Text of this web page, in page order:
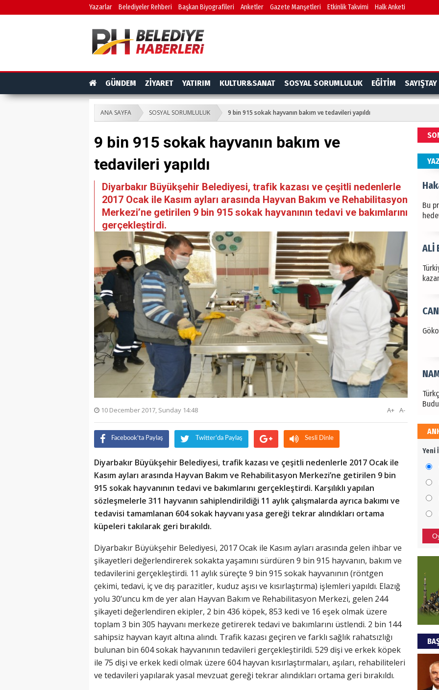
Yazarlar Belediyeler Rehberi Başkan Biyografileri Anketler Gazete Manşetleri Etkinlik Takvimi Halk Anketi
GÜNDEM ZİYARET YATIRIM KULTUR&SANAT SOSYAL SORUMLULUK EĞİTİM SAYIŞTAY
ANA SAYFA SOSYAL SORUMLULUK 9 bin 915 sokak hayvanın bakım ve tedavileri yapıldı
9 bin 915 sokak hayvanın bakım ve
tedavileri yapıldı
Diyarbakır Büyükşehir Belediyesi, trafik kazası ve çeşitli nedenlerle
2017 Ocak ile Kasım ayları arasında Hayvan Bakım ve Rehabilitasyon
Merkezi’ne getirilen 9 bin 915 sokak hayvanının tedavi ve bakımlarını
gerçekleştirdi.
10 December 2017, Sunday 14:48 A-
A+
Facebook'ta Paylaş Twitter'da Paylaş Sesli Dinle
Diyarbakır Büyükşehir Belediyesi, trafik kazası ve çeşitli nedenlerle 2017 Ocak ile
Kasım ayları arasında Hayvan Bakım ve Rehabilitasyon Merkezi’ne getirilen 9 bin
915 sokak hayvanının tedavi ve bakımlarını gerçekleştirdi. Karşılıklı yapılan
sözleşmelerle 311 hayvanın sahiplendirildiği 11 aylık çalışmalarda ayrıca bakımı ve
tedavisi tamamlanan 604 sokak hayvanı yasa gereği tekrar alındıkları ortama
küpeleri takılarak geri bırakıldı.
Diyarbakır Büyükşehir Belediyesi, 2017 Ocak ile Kasım ayları arasında gelen ihbar ve
şikayetleri değerlendirerek sokakta yaşamını sürdüren 9 bin 915 hayvanın, bakım ve
tedavilerini gerçekleştirdi. 11 aylık süreçte 9 bin 915 sokak hayvanının (röntgen
çekimi, tedavi, iç ve dış parazitler, kuduz aşısı ve kısırlaştırma) işlemleri yapıldı. Elazığ
yolu 30’uncu km de yer alan Hayvan Bakım ve Rehabilitasyon Merkezi, gelen 244
şikayeti değerlendiren ekipler, 2 bin 436 köpek, 853 kedi ve 16 eşek olmak üzere
toplam 3 bin 305 hayvanı merkeze getirerek tedavi ve bakımlarını üstlendi. 2 bin 144
sahipsiz hayvan kayıt altına alındı. Trafik kazası geçiren ve farklı sağlık rahatsızlığı
bulunan bin 604 sokak hayvanının tedavileri gerçekleştirildi. 529 dişi ve erkek köpek
ile 75 dişi ve erkek kedi olmak üzere 604 hayvan kısırlaştırmaları, aşıları, rehabiliteleri
ve tedavileri yapılarak yasal mevzuat gereği tekrar alındıkları ortama geri bırakıldı.
Bu
ALİ
Yeni